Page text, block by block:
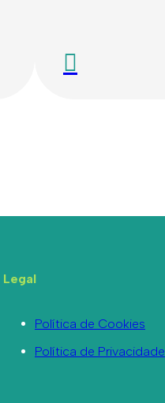
Legal
Política de Cookies
Política de Privacidade